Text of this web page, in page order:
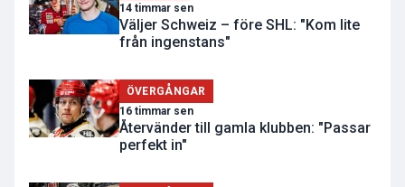
14 timmar sen
Väljer Schweiz – före SHL: "Kom lite
från ingenstans"
ÖVERGÅNGAR
16 timmar sen
Återvänder till gamla klubben: "Passar
perfekt in"